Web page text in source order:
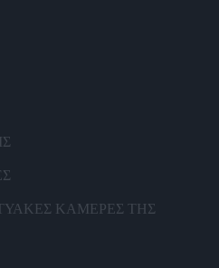
ΚΑΜΕΡΕΣ ΤΗΣ